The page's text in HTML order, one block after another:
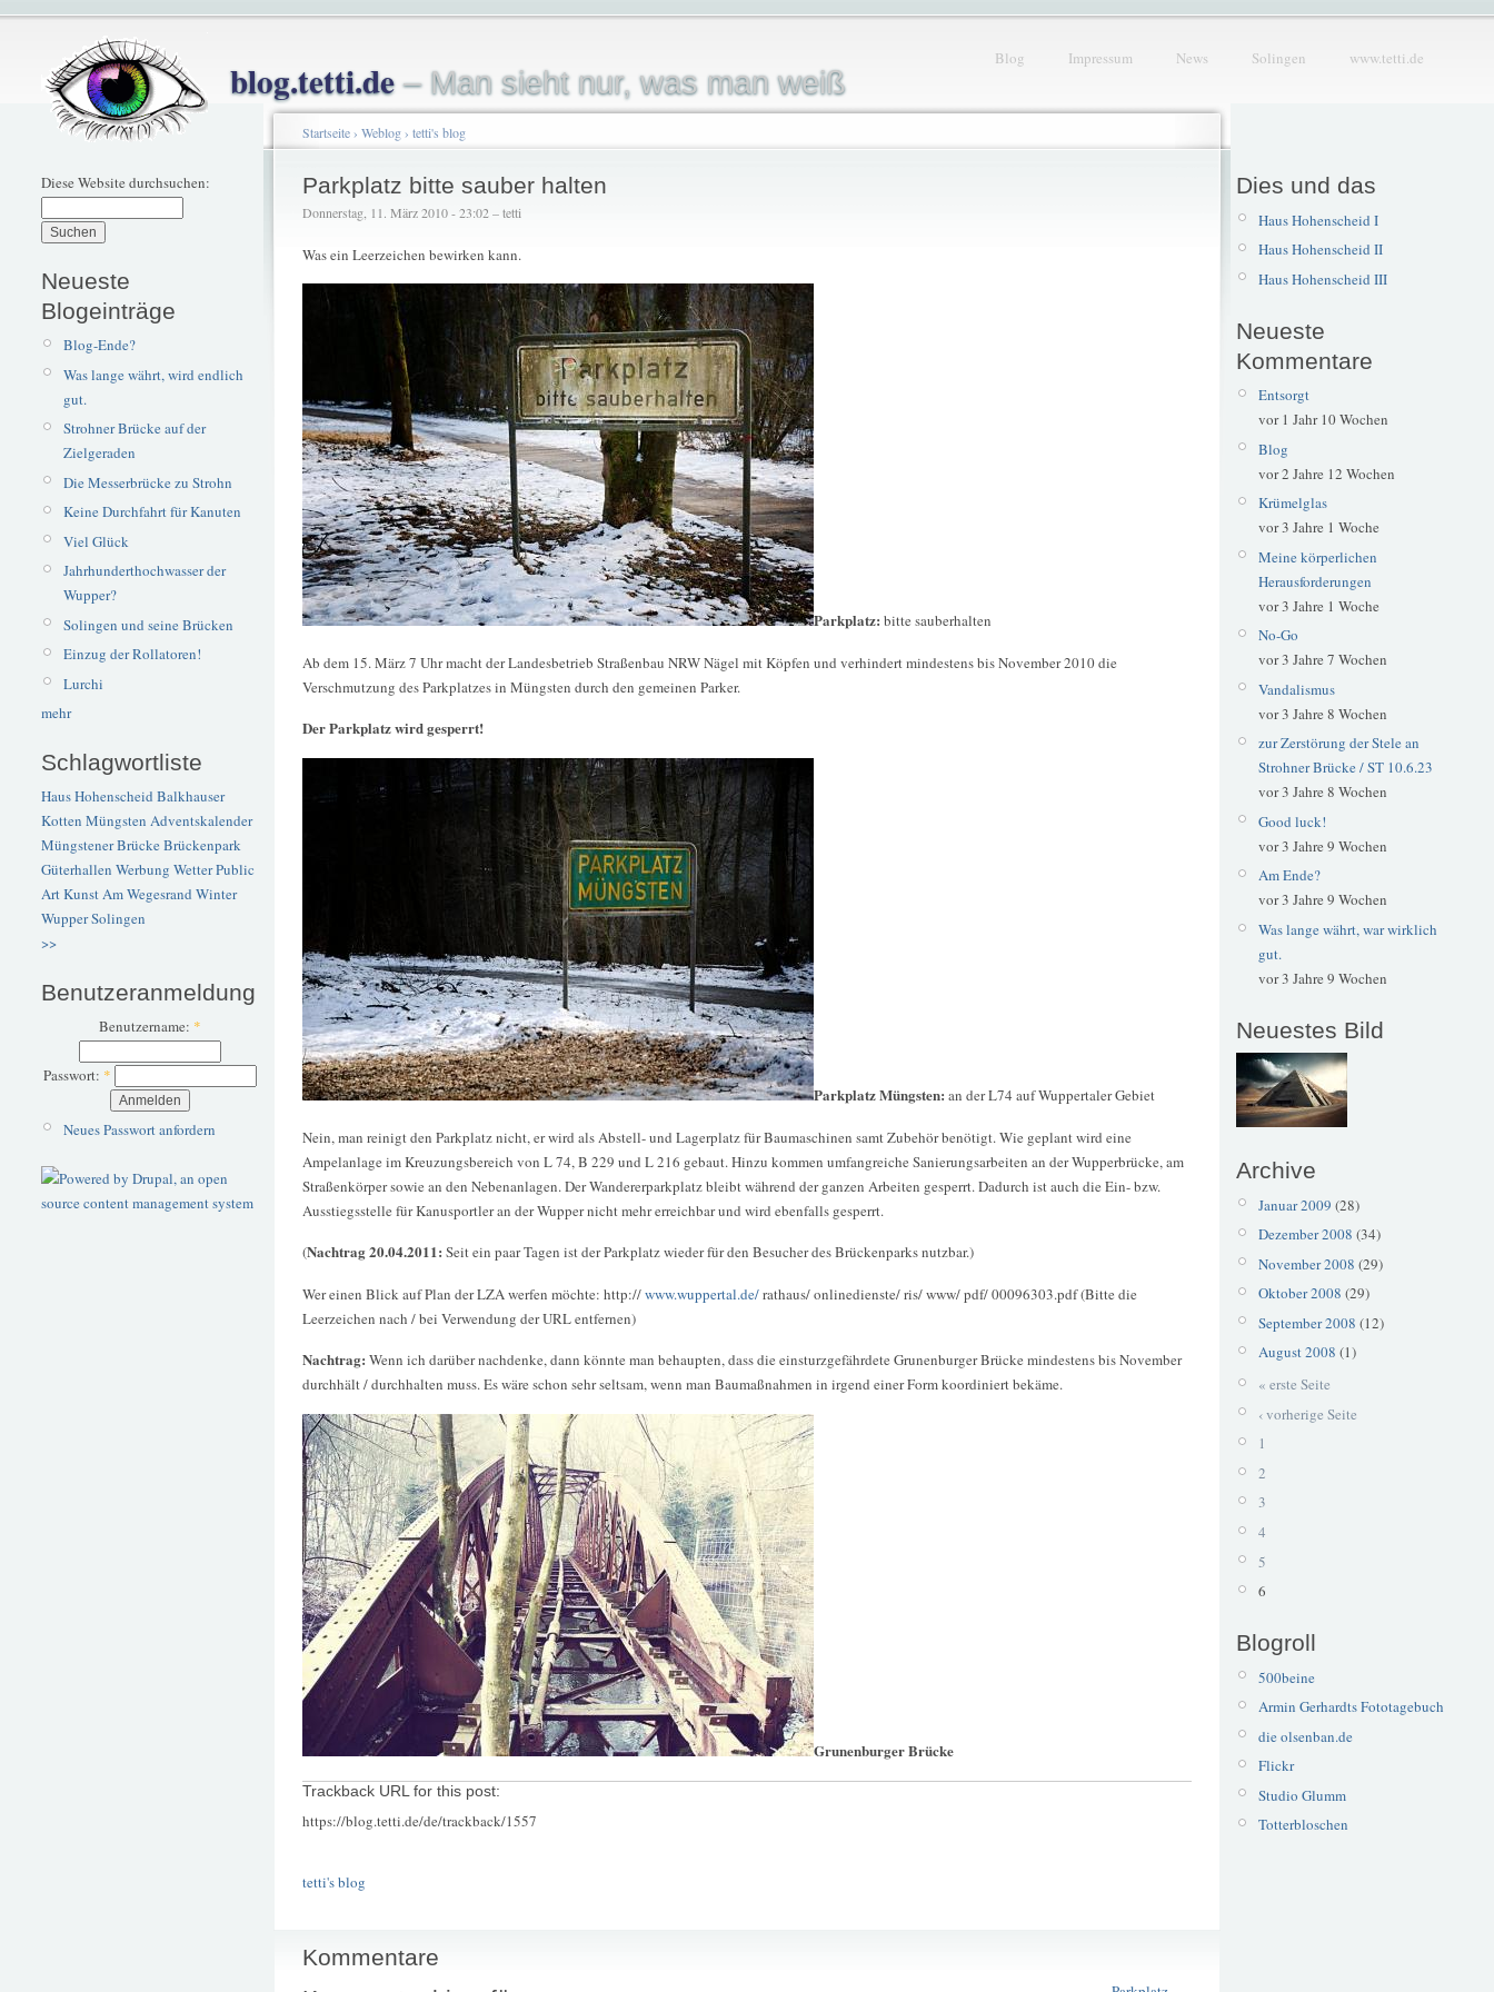
blog.tetti.de– Man sieht nur, was man weiß
Blog Impressum News Solingen www.tetti.de
Diese Website durchsuchen:
Neueste
Blogeinträge
Blog-Ende?
Was lange währt, wird endlich
gut.
Strohner Brücke auf der
Zielgeraden
Die Messerbrücke zu Strohn
Keine Durchfahrt für Kanuten
Viel Glück
Jahrhunderthochwasser der
Wupper?
Solingen und seine Brücken
Einzug der Rollatoren!
Lurchi
mehr
Schlagwortliste
Haus Hohenscheid Balkhauser
Kotten Müngsten Adventskalender
Müngstener BrückeBrückenpark
Güterhallen Werbung WetterPublic
ArtKunstAm Wegesrand Winter
WupperSolingen
>>
Benutzeranmeldung
Benutzername: *
Passwort: *
Neues Passwort anfordern
Startseite› Weblog› tetti's blog
Parkplatz bitte sauber halten
Donnerstag, 11. März 2010 - 23:02 – tetti
Was ein Leerzeichen bewirken kann.
Parkplatz: bitte sauberhalten
Ab dem 15. März 7 Uhr macht der Landesbetrieb Straßenbau NRW Nägel mit Köpfen und verhindert mindestens bis November 2010 die
Verschmutzung des Parkplatzes in Müngsten durch den gemeinen Parker.
Der Parkplatz wird gesperrt!
Parkplatz Müngsten: an der L74 auf Wuppertaler Gebiet
Nein, man reinigt den Parkplatz nicht, er wird als Abstell- und Lagerplatz für Baumaschinen samt Zubehör benötigt. Wie geplant wird eine
Ampelanlage im Kreuzungsbereich von L 74, B 229 und L 216 gebaut. Hinzu kommen umfangreiche Sanierungsarbeiten an der Wupperbrücke, am
Straßenkörper sowie an den Nebenanlagen. Der Wandererparkplatz bleibt während der ganzen Arbeiten gesperrt. Dadurch ist auch die Ein- bzw.
Ausstiegsstelle für Kanusportler an der Wupper nicht mehr erreichbar und wird ebenfalls gesperrt.
(Nachtrag 20.04.2011: Seit ein paar Tagen ist der Parkplatz wieder für den Besucher des Brückenparks nutzbar.)
Wer einen Blick auf Plan der LZA werfen möchte: http://www.wuppertal.de/rathaus/ onlinedienste/ ris/ www/ pdf/ 00096303.pdf (Bitte die
Leerzeichen nach / bei Verwendung der URL entfernen)
Nachtrag: Wenn ich darüber nachdenke, dann könnte man behaupten, dass die einsturzgefährdete Grunenburger Brücke mindestens bis November
durchhält / durchhalten muss. Es wäre schon sehr seltsam, wenn man Baumaßnahmen in irgend einer Form koordiniert bekäme.
Grunenburger Brücke
Trackback URL for this post:
https://blog.tetti.de/de/trackback/1557
tetti's blog
Kommentare
Dies und das
Haus Hohenscheid I
Haus Hohenscheid II
Haus Hohenscheid III
Neueste
Kommentare
Entsorgt
vor 1 Jahr 10 Wochen
Blog
vor 2 Jahre 12 Wochen
Krümelglas
vor 3 Jahre 1 Woche
Meine körperlichen
Herausforderungen
vor 3 Jahre 1 Woche
No-Go
vor 3 Jahre 7 Wochen
Vandalismus
vor 3 Jahre 8 Wochen
zur Zerstörung der Stele an
Strohner Brücke / ST 10.6.23
vor 3 Jahre 8 Wochen
Good luck!
vor 3 Jahre 9 Wochen
Am Ende?
vor 3 Jahre 9 Wochen
Was lange währt, war wirklich
gut.
vor 3 Jahre 9 Wochen
Neuestes Bild
Archive
Januar 2009 (28)
Dezember 2008 (34)
November 2008 (29)
Oktober 2008 (29)
September 2008 (12)
August 2008 (1)
« erste Seite
‹ vorherige Seite
1
2
3
4
5
6
Blogroll
500beine
Armin Gerhardts Fototagebuch
die olsenban.de
Flickr
Studio Glumm
Totterbloschen